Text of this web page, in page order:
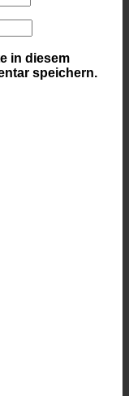
in diesem
speichern.